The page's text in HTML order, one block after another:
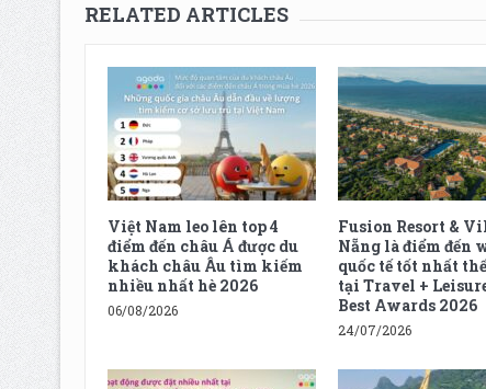
RELATED ARTICLES
Việt Nam leo lên top 4
điểm đến châu Á được du
khách châu Âu tìm kiếm
nhiều nhất hè 2026
06/08/2026
Fusion Resort &
Nẵng là điểm đến
quốc tế tốt nhất
tại Travel +
Best Awards 2026
24/07/2026